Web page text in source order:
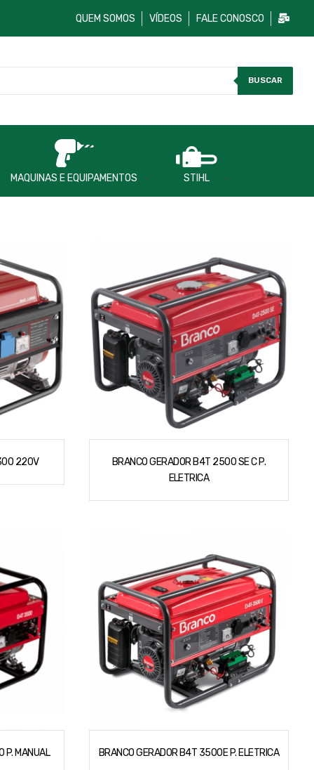
QUEM SOMOS VÍDEOS FALE CONOSCO
BUSCAR
MAQUINAS E EQUIPAMENTOS STIHL
220V
BRANCO GERADOR B4T 2500 SE C P.
ELETRICA
P. MANUAL BRANCO GERADOR B4T 3500E P. ELETRICA